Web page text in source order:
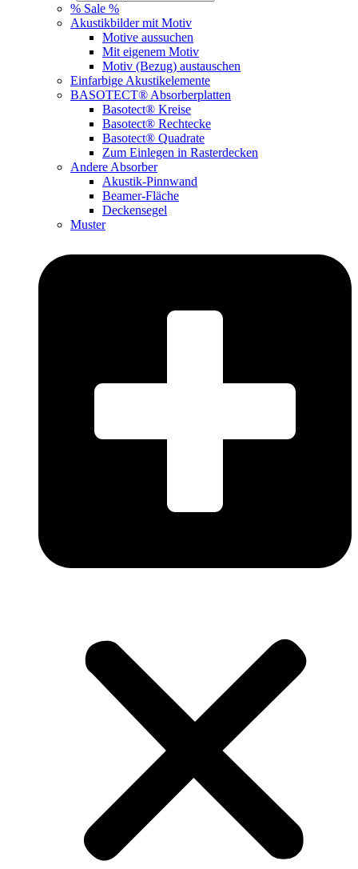
% Sale %
Akustikbilder mit Motiv
Motive aussuchen
Mit eigenem Motiv
Motiv (Bezug) austauschen
Einfarbige Akustikelemente
BASOTECT® Absorberplatten
Basotect® Kreise
Basotect® Rechtecke
Basotect® Quadrate
Zum Einlegen in Rasterdecken
Andere Absorber
Akustik-Pinnwand
Beamer-Fläche
Deckensegel
Muster